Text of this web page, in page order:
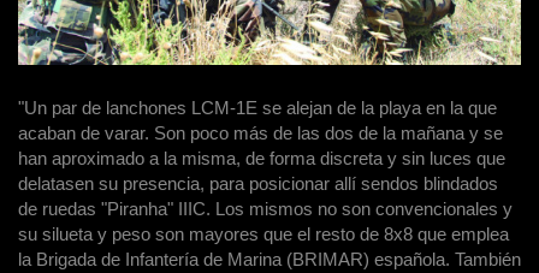
"Un par de lanchones LCM-1E se alejan de la playa en la que
acaban de varar. Son poco más de las dos de la mañana y se
han aproximado a la misma, de forma discreta y sin luces que
delatasen su presencia, para posicionar allí sendos blindados
de ruedas "Piranha" IIIC. Los mismos no son convencionales y
su silueta y peso son mayores que el resto de 8x8 que emplea
la Brigada de Infantería de Marina (BRIMAR) española. También